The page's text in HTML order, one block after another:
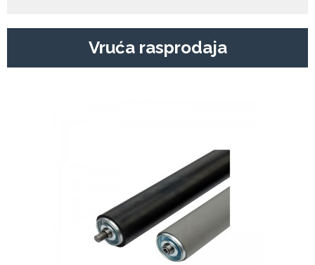
Vruća rasprodaja